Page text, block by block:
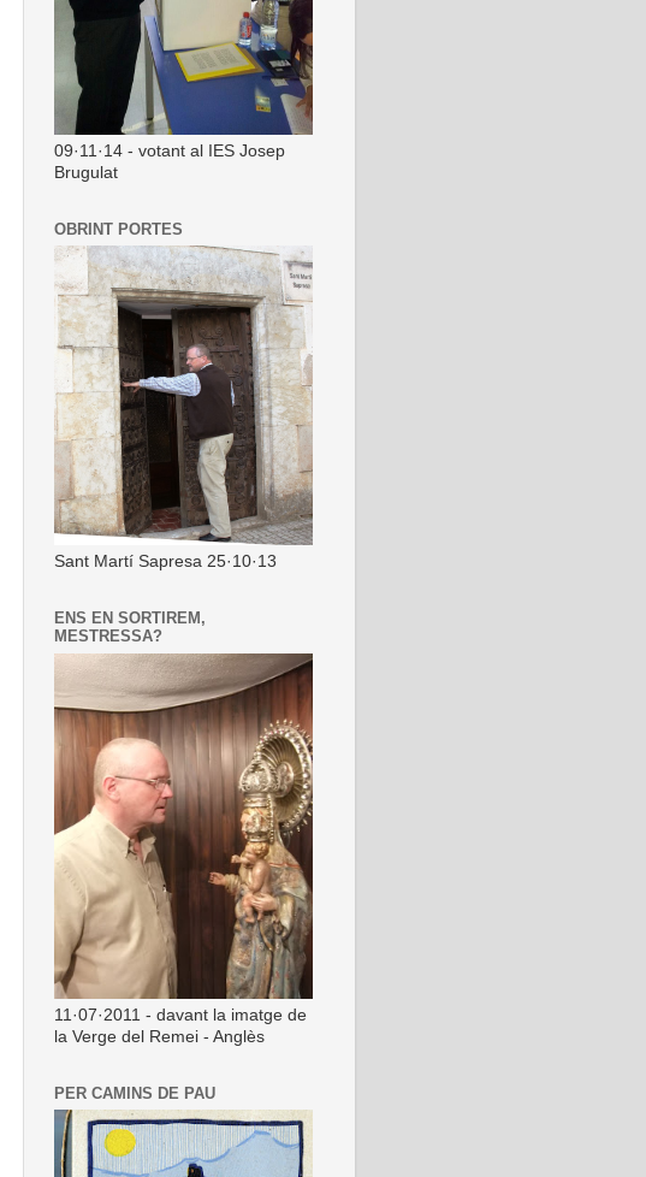
09·11·14 - votant al IES Josep
Brugulat
OBRINT PORTES
Sant Martí Sapresa 25·10·13
ENS EN SORTIREM,
MESTRESSA?
11·07·2011 - davant la imatge de
la Verge del Remei - Anglès
PER CAMINS DE PAU